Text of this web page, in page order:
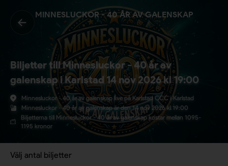
MINNESLUCKOR - 40 ÅR AV GALENSKAP
Biljetter till Minnesluckor - 40 år av
galenskap i Karlstad 14 nov 2026 kl 19:00
Minnesluckor - 40 år av galenskap live på Karlstad CCC i Karlstad
Minnesluckor - 40 år av galenskap är den 14 nov 2026 kl 19:00
Biljetterna till Minnesluckor - 40 år av galenskap kostar mellan 1095-
1195 kronor
Välj antal biljetter